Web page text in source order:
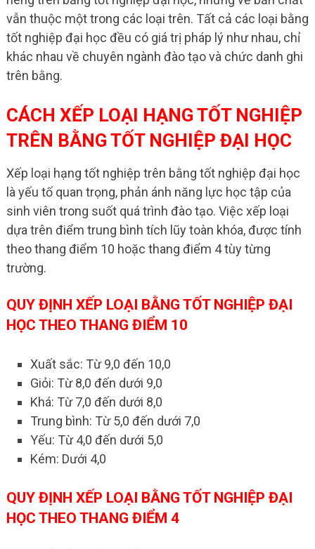
vẫn thuộc một trong các loại trên. Tất cả các loại bằng
tốt nghiệp đại học đều có giá trị pháp lý như nhau, chỉ
khác nhau về chuyên ngành đào tạo và chức danh ghi
trên bằng.
CÁCH XẾP LOẠI HẠNG TỐT NGHIỆP
TRÊN BẰNG TỐT NGHIỆP ĐẠI HỌC
Xếp loại hạng tốt nghiệp trên bằng tốt nghiệp đại học
là yếu tố quan trọng, phản ánh năng lực học tập của
sinh viên trong suốt quá trình đào tạo. Việc xếp loại
dựa trên điểm trung bình tích lũy toàn khóa, được tính
theo thang điểm 10 hoặc thang điểm 4 tùy từng
trường.
QUY ĐỊNH XẾP LOẠI BẰNG TỐT NGHIỆP ĐẠI
HỌC THEO THANG ĐIỂM 10
Xuất sắc: Từ 9,0 đến 10,0
Giỏi: Từ 8,0 đến dưới 9,0
Khá: Từ 7,0 đến dưới 8,0
Trung bình: Từ 5,0 đến dưới 7,0
Yếu: Từ 4,0 đến dưới 5,0
Kém: Dưới 4,0
QUY ĐỊNH XẾP LOẠI BẰNG TỐT NGHIỆP ĐẠI
HỌC THEO THANG ĐIỂM 4